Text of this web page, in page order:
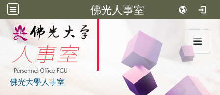
佛光人事室
:::
佛光大學人事室